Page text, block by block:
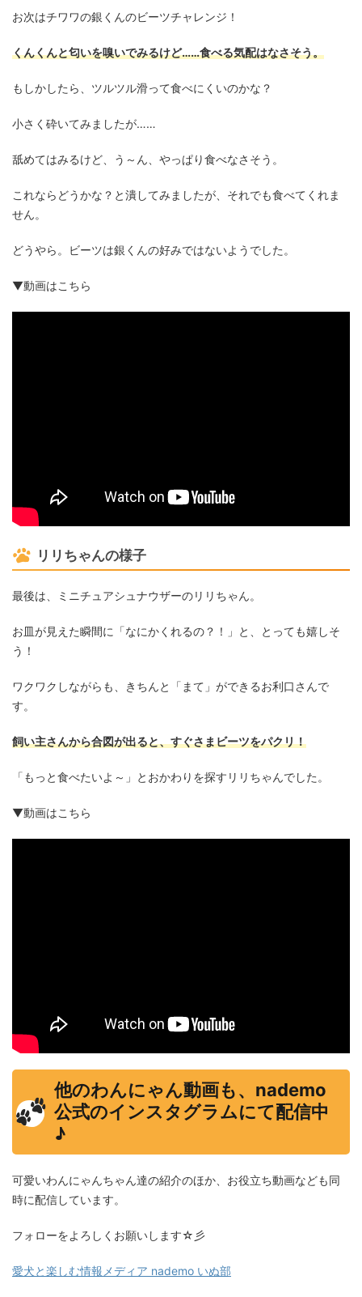
お次はチワワの銀くんのビーツチャレンジ！
くんくんと匂いを嗅いでみるけど……食べる気配はなさそう。
もしかしたら、ツルツル滑って食べにくいのかな？
小さく砕いてみましたが……
舐めてはみるけど、う～ん、やっぱり食べなさそう。
これならどうかな？と潰してみましたが、それでも食べてくれま
せん。
どうやら。ビーツは銀くんの好みではないようでした。
▼動画はこちら
リリちゃんの様子
最後は、ミニチュアシュナウザーのリリちゃん。
お皿が見えた瞬間に「なにかくれるの？！」と、とっても嬉しそ
う！
ワクワクしながらも、きちんと「まて」ができるお利口さんで
す。
飼い主さんから合図が出ると、すぐさまビーツをパクリ！
「もっと食べたいよ～」とおかわりを探すリリちゃんでした。
▼動画はこちら
他のわんにゃん動画も、nademo
公式のインスタグラムにて配信中
♪
可愛いわんにゃんちゃん達の紹介のほか、お役立ち動画なども同
時に配信しています。
フォローをよろしくお願いします☆彡
愛犬と楽しむ情報メディア nademo いぬ部